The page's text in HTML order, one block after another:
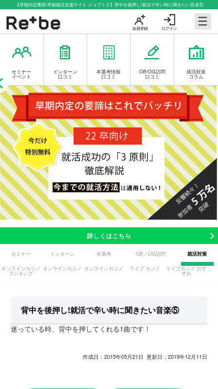
【早期内定獲得/早期就活支援サイト ジョブトラ】背中を後押し!就活で辛い時に聞きたい音楽⑤
ログイン
会員登録
セミナー
イベント
インターン
口コミ
本選考情報
口コミ
OB/OG訪問
口コミ
就活対策
コラム
詳しくはこちら
セミナー インターン 本選考 OB／OG訪問 就活対策
オンラインカジノ
ランキング
オンラインカジノ オンラインカジノ ライブ カジノ ライブカジノ おす
すめ
背中を後押し!就活で辛い時に聞きたい音楽⑤
迷っている時、背中を押してくれる1曲です！
作成日：2015年05月21日 更新日：2019年12月11日